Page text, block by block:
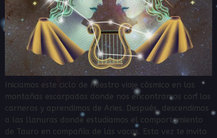
Iniciamos este ciclo de nuestro viaje cósmico en las
montañas escarpadas donde nos encontramos con los
carneros y aprendimos de Aries. Después, descendimos
a las llanuras donde estudiamos el comportamiento
de Tauro en compañía de las vacas. Esta vez te invito